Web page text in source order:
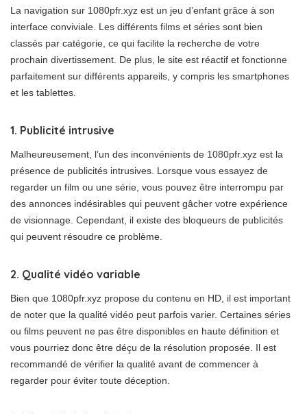
La navigation sur 1080pfr.xyz est un jeu d’enfant grâce à son
interface conviviale. Les différents films et séries sont bien
classés par catégorie, ce qui facilite la recherche de votre
prochain divertissement. De plus, le site est réactif et fonctionne
parfaitement sur différents appareils, y compris les smartphones
et les tablettes.
1. Publicité intrusive
Malheureusement, l’un des inconvénients de 1080pfr.xyz est la
présence de publicités intrusives. Lorsque vous essayez de
regarder un film ou une série, vous pouvez être interrompu par
des annonces indésirables qui peuvent gâcher votre expérience
de visionnage. Cependant, il existe des bloqueurs de publicités
qui peuvent résoudre ce problème.
2. Qualité vidéo variable
Bien que 1080pfr.xyz propose du contenu en HD, il est important
de noter que la qualité vidéo peut parfois varier. Certaines séries
ou films peuvent ne pas être disponibles en haute définition et
vous pourriez donc être déçu de la résolution proposée. Il est
recommandé de vérifier la qualité avant de commencer à
regarder pour éviter toute déception.